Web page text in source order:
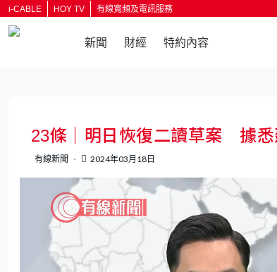
i-CABLE HOY TV 有線寬頻及電訊服務
新聞 財經 特約內容
23條｜明日恢復二讀草案 據
有線新聞 2024年03月18日